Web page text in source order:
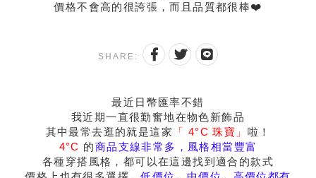
價格不會高的很誇張，而且品質都很棒❤️
SHARE:
最近日幣匯率不錯
我近期一直很勤奮地在物色新飾品
其中最常去逛的就是這家
「 4°C 珠寶」 啦！
4°C 的商品支線非常多，風格相當豐富
各種穿搭風格，都可以在這邊找到適合的款式